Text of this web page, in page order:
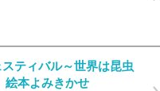
スティバル～世界は昆虫
絵本よみきかせ